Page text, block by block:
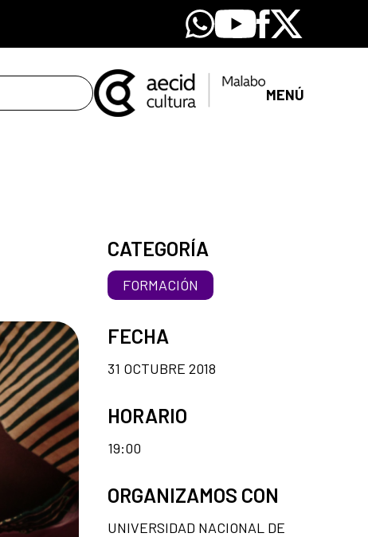
Whatsapp
YoutubeFacebook
X
MENÚ
CATEGORÍA
FORMACIÓN
FECHA
31 OCTUBRE 2018
HORARIO
19:00
ORGANIZAMOS CON
UNIVERSIDAD NACIONAL DE